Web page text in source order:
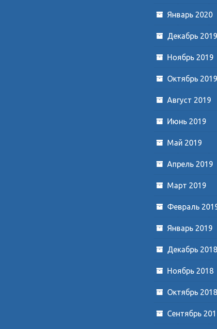
Январь 2020
Декабрь 2019
Ноябрь 2019
Октябрь 2019
Август 2019
Июнь 2019
Май 2019
Апрель 2019
Март 2019
Февраль
Январь 2019
Декабрь 2018
Ноябрь 2018
Октябрь 2018
Сентябрь